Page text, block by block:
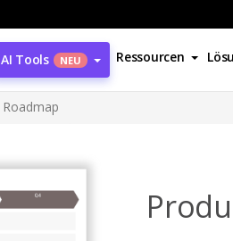
AI Tools NEU Ressourcen